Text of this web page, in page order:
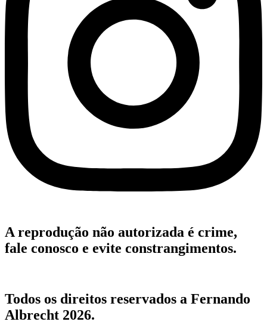
A reprodução não autorizada é crime,
fale conosco e evite constrangimentos.
Todos os direitos reservados a Fernando
Albrecht 2026.